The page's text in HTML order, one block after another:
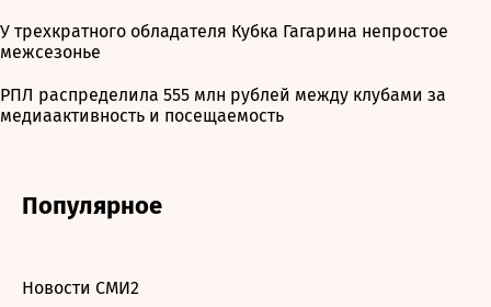
У трехкратного обладателя Кубка Гагарина непростое
межсезонье
РПЛ распределила 555 млн рублей между клубами за
медиаактивность и посещаемость
Популярное
Новости СМИ2